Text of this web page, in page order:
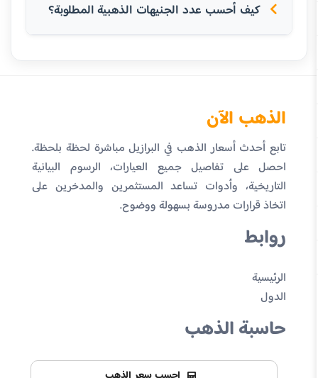
كيف أحسب عدد الجنيهات الذهبية المطلوبة؟
الذهب الآن
تابع أحدث أسعار الذهب في البرازيل مباشرة لحظة بلحظة.
احصل على تفاصيل جميع العيارات، الرسوم البيانية
التاريخية، وأدوات تساعد المستثمرين والمدخرين على
اتخاذ قرارات مدروسة بسهولة ووضوح.
روابط
الرئيسية
الدول
حاسبة الذهب